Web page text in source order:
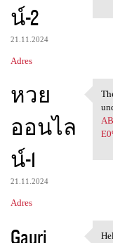
น์-2
21.11.2024
Adres
หวย
ออนไล
น์-1
21.11.2024
Adres
Gauri